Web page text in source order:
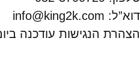
דוא”ל: info@king2k.com
הצהרת הנגישות עודכנה ביום: